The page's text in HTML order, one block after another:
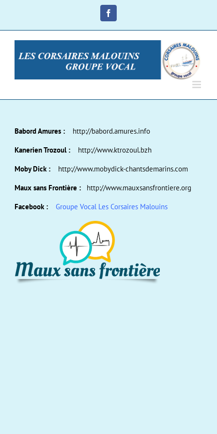
Facebook
Babord Amures : http://babord.amures.info
Kanerien Trozoul : http://www.ktrozoul.bzh
Moby Dick : http://www.mobydick-chantsdemarins.com
Maux sans Frontière : http://www.mauxsansfrontiere.org
Facebook : Groupe Vocal Les Corsaires Malouins